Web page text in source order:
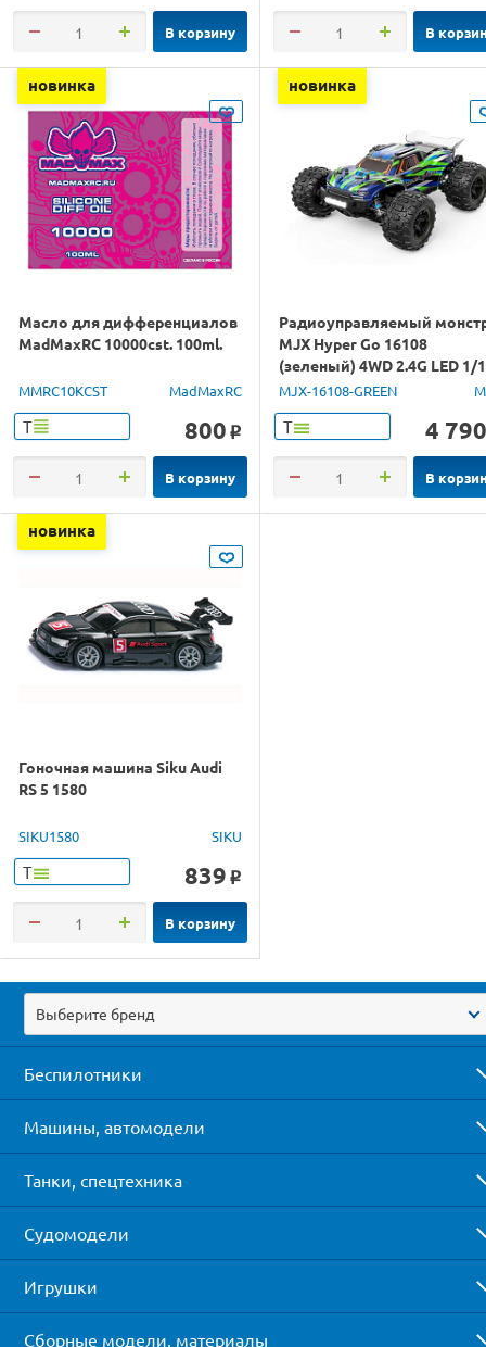
В корзину В
новинка
Масло для дифференциалов
MadMaxRC 10000cst. 100ml.
MMRC10KCST MadMaxRC
Т 800 o
В корзину
новинка
Радиоуправляемый
MJX Hyper Go 16108
(зеленый) 4WD 2.4G LED 1/
RTR
MJX-16108-GREEN
Т 4 790
В
новинка
Гоночная машина Siku Audi
RS 5 1580
SIKU1580 SIKU
Т 839 o
В корзину
Выберите бренд
Беспилотники
Машины, автомодели
Танки, спецтехника
Судомодели
Игрушки
Сборные модели, материалы